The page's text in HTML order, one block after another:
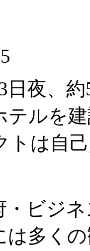
日夜、
テルを
トは自
・ビジ
は多く